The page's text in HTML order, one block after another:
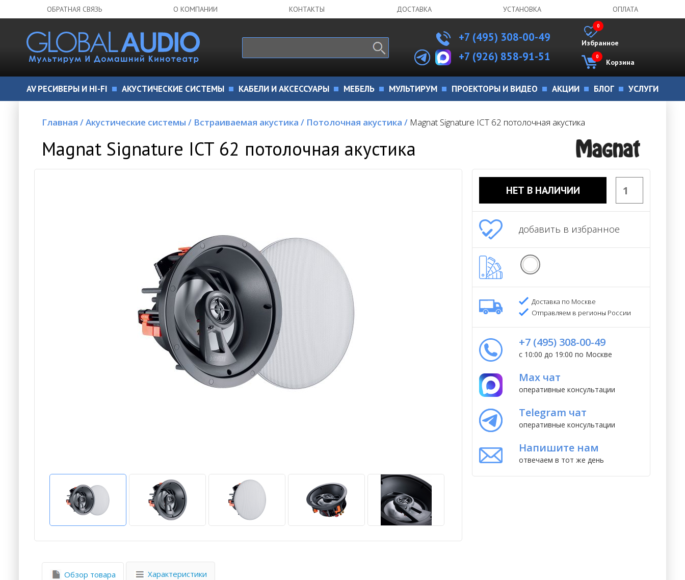
ОБРАТНАЯ СВЯЗЬ О КОМПАНИИ КОНТАКТЫ ДОСТАВКА УСТАНОВКА ОПЛАТА
+7 (495) 308-00-49
+7 (926) 858-91-51
Избранное
0
Корзина
0
AV РЕСИВЕРЫ И HI-FI АКУСТИЧЕСКИЕ СИСТЕМЫ КАБЕЛИ И АКСЕССУАРЫ МЕБЕЛЬ МУЛЬТИРУМ ПРОЕКТОРЫ И ВИДЕО АКЦИИ БЛОГ УСЛУГИ
Главная /Акустические системы / Встраиваемая акустика / Потолочная акустика / Magnat Signature ICT 62 потолочная акустика
Magnat Signature ICT 62 потолочная акустика
НЕТ В НАЛИЧИИ
добавить в избранное
Доставка по Москве
Отправляем в регионы России
+7 (495) 308-00-49
с 10:00 до 19:00 по Москве
Max чат
оперативные консультации
Telegram чат
оперативные консультации
Напишите нам
отвечаем в тот же день
Обзор товара Характеристики